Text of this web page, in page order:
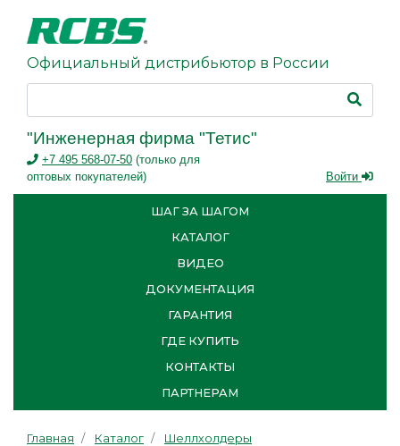
Официальный дистрибьютор в России
"Инженерная фирма "Тетис"
+7 495 568-07-50 (только для
оптовых покупателей)
Войти
ШАГ ЗА ШАГОМ
КАТАЛОГ
ВИДЕО
ДОКУМЕНТАЦИЯ
ГАРАНТИЯ
ГДЕ КУПИТЬ
КОНТАКТЫ
ПАРТНЕРАМ
Главная Каталог
Шеллхолдеры